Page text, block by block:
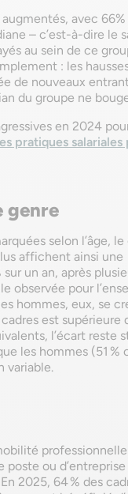
avec
– c’est-à-dire le
au sein de ce
: les
de nouveaux
du groupe ne
en 2024
pratiques salariales
genre
selon l’âge, le
affichent ainsi une
un an, après
observée pour
hommes, eux, se
est supérieure
l’écart reste
les hommes (51 %
variable.
professionnelle
ou
2025, 64 % des